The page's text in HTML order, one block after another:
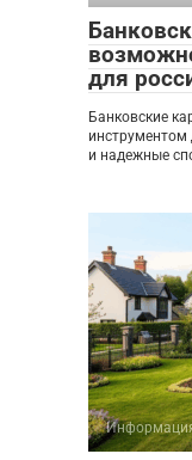
для
Банковские
инструментом
и надежные